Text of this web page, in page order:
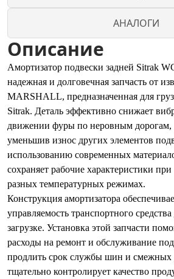
АНАЛОГИ
Описание
Амортизатор подвески задней Sitrak
надежная и долговечная запчасть от
MARSHALL, предназначенная для
Sitrak. Деталь эффективно снижает
движении фуры по неровным
уменьшив износ других элементов
использованию современных
сохраняет рабочие характеристики
разных температурных режимах.
Конструкция амортизатора
управляемость транспортного
загрузке. Установка этой запчасти
расходы на ремонт и обслуживание
продлить срок службы шин и
тщательно контролирует качество